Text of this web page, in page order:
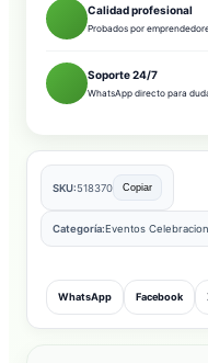
Calidad profesional
Probados por
Soporte 24/7
WhatsApp directo para
SKU:518370 Copiar
Categoría:Eventos
WhatsApp Facebook